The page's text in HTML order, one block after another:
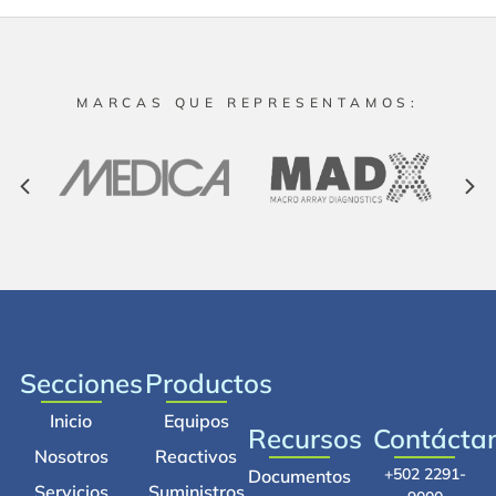
MARCAS QUE REPRESENTAMOS:
Secciones
Inicio
Nosotros
Productos
Equipos
Reactivos
Recursos
Documentos
+502 2291-